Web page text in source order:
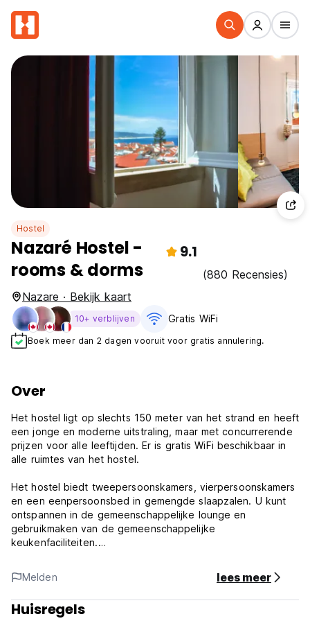
Hostel
Nazaré Hostel -
rooms & dorms
9.1
(880 Recensies)
Nazare · Bekijk kaart
10+ verblijven Gratis WiFi
Boek meer dan 2 dagen vooruit voor gratis annulering.
Over
Het hostel ligt op slechts 150 meter van het strand en heeft
een jonge en moderne uitstraling, maar met concurrerende
prijzen voor alle leeftijden. Er is gratis WiFi beschikbaar in
alle ruimtes van het hostel.
Het hostel biedt tweepersoonskamers, vierpersoonskamers
en een eenpersoonsbed in gemengde slaapzalen. U kunt
ontspannen in de gemeenschappelijke lounge en
gebruikmaken van de gemeenschappelijke
keukenfaciliteiten.
Nazaré Hostel - kamers en slaapzalen zijn voorzien van een
moderne inrichting en houten meubilair geïnspireerd op de
lokale strandtenten. Gelegen in het lagere deel van het
dorp, op slechts 150 meter van het strand, en profiteert u
Melden lees meer
Huisregels